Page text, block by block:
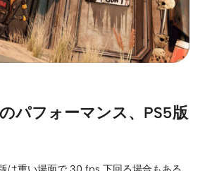
パフォーマンス、PS5版